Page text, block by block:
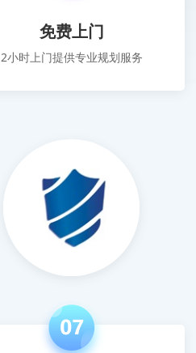
免费上门
2小时上门提供专业规划服务